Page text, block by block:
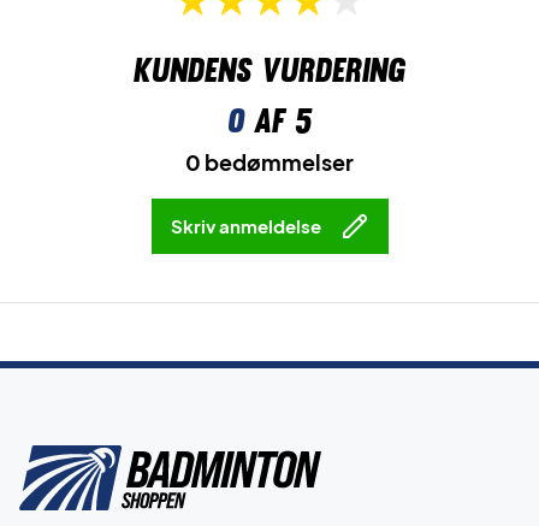
Kundens vurdering
0af 5
0 bedømmelser
Skriv anmeldelse